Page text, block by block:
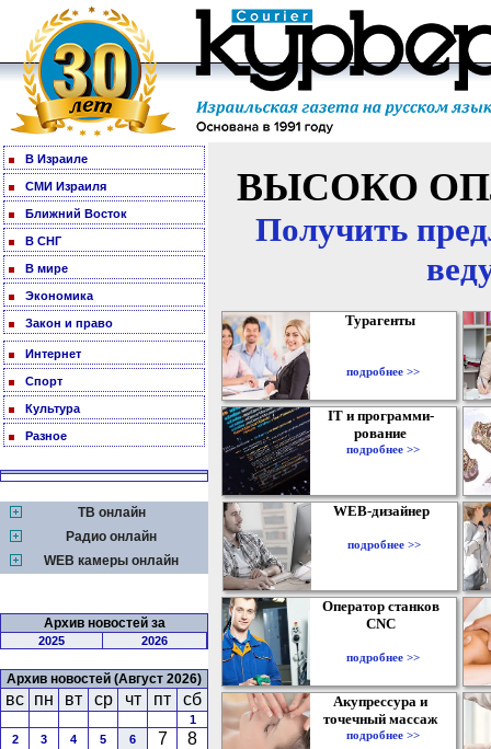
В Израиле
СМИ Израиля
Ближний Восток
В СНГ
В мире
Экономика
Закон и право
Интернет
Спорт
Культура
Разное
ТВ онлайн
Радио онлайн
WEB камеры онлайн
Архив новостей за
2025 2026
Архив новостей (Август 2026)
вс пн вт ср чт пт сб
1
2
3 4 5 6 7
8
ВЫСОКО
Получить
Турагенты
подробнее >>
IT и программи-
рование
подробнее >>
WEB-дизайнер
подробнее >>
Оператор станков
CNC
подробнее >>
Акупрессура и
точечный массаж
подробнее >>